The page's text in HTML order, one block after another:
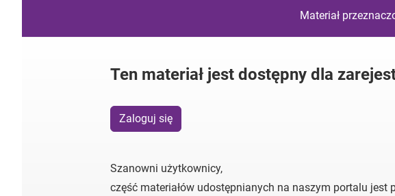
Materiał
Ten materiał jest dostępny dla
Zaloguj się
Szanowni użytkownicy,
część materiałów udostępnianych na naszym portalu jest